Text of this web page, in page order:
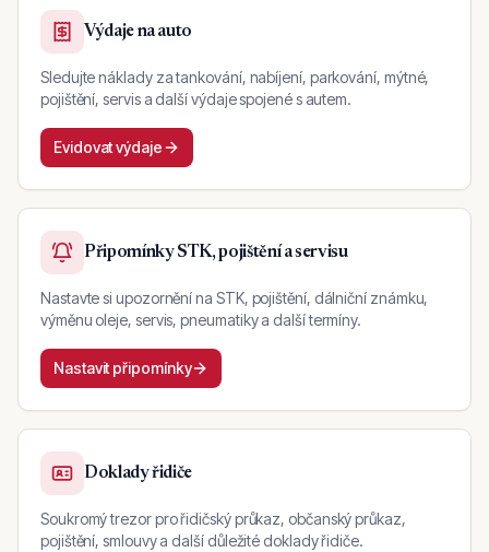
Výdaje na auto
Sledujte náklady za tankování, nabíjení, parkování, mýtné,
pojištění, servis a další výdaje spojené s autem.
Evidovat výdaje
Připomínky STK, pojištění a servisu
Nastavte si upozornění na STK, pojištění, dálniční známku,
výměnu oleje, servis, pneumatiky a další termíny.
Nastavit připomínky
Doklady řidiče
Soukromý trezor pro řidičský průkaz, občanský průkaz,
pojištění, smlouvy a další důležité doklady řidiče.